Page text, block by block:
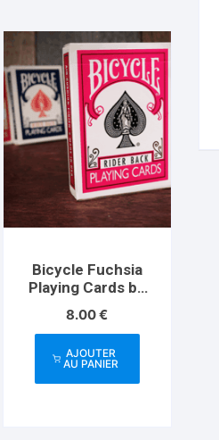
Bicycle Fuchsia
Playing Cards by
Co
8.00€
AJOUTER
AU PANIER